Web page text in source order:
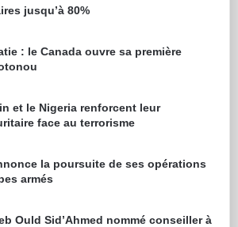
jusqu’à 80%
: le Canada ouvre sa première
et le Nigeria renforcent leur
face au terrorisme
la poursuite de ses opérations
armés
Ould Sid’Ahmed nommé conseiller à